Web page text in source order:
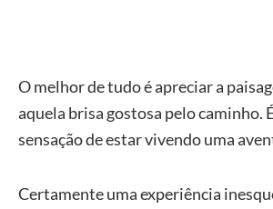
O melhor de tudo é apreciar a
aquela brisa gostosa pelo caminho.
sensação de estar vivendo uma
Certamente uma experiência